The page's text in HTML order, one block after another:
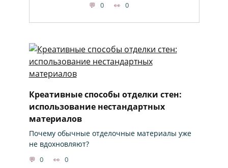
0 0
Креативные способы отделки стен:
использование нестандартных
материалов
Почему обычные отделочные материалы уже
не вдохновляют?
0 0